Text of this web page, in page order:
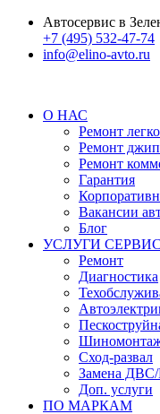
Автосервис в
+7 (495) 532-47-74
info@elino-avto.ru
О НАС
Ремонт
Ремонт
Ремонт
Гарантия
Вакансии
Блог
УСЛУГИ
Ремонт
Диагностика
Сход-развал
Замена
Доп. услуги
ПО МАРКАМ